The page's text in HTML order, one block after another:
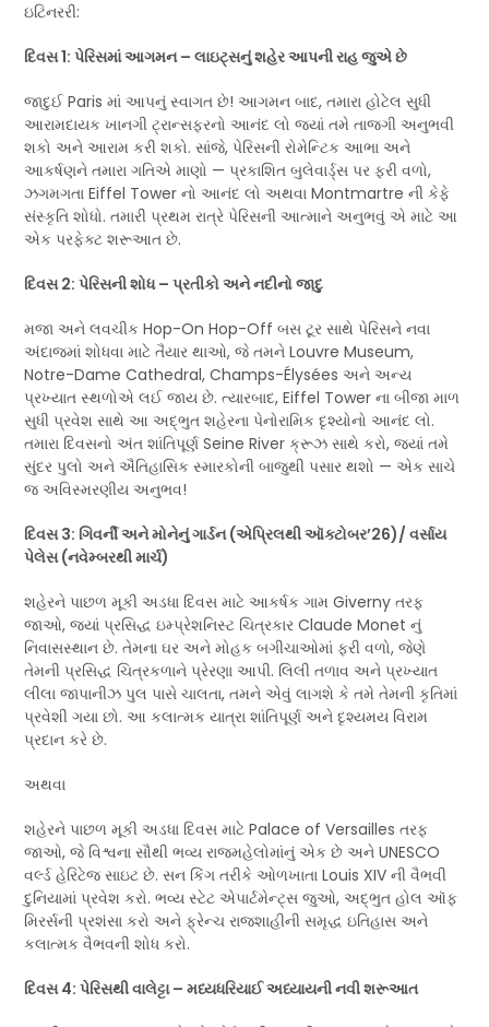
ઇટિનરરી:
દિવસ 1: પેરિસમાં આગમન – લાઇટ્સનું શહેર આપની રાહ જુએ છે
જાદુઈ Paris માં આપનું સ્વાગત છે! આગમન બાદ, તમારા હોટેલ સુધી
આરામદાયક ખાનગી ટ્રાન્સફરનો આનંદ લો જ્યાં તમે તાજગી અનુભવી
શકો અને આરામ કરી શકો. સાંજે, પેરિસની રોમેન્ટિક આભા અને
આકર્ષણને તમારા ગતિએ માણો — પ્રકાશિત બુલેવાર્ડ્સ પર ફરી વળો,
ઝગમગતા Eiffel Tower નો આનંદ લો અથવા Montmartre ની કેફે
સંસ્કૃતિ શોધો. તમારી પ્રથમ રાત્રે પેરિસની આત્માને અનુભવું એ માટે આ
એક પરફેક્ટ શરૂઆત છે.
દિવસ 2: પેરિસની શોધ – પ્રતીકો અને નદીનો જાદુ
મજા અને લવચીક Hop-On Hop-Off બસ ટૂર સાથે પેરિસને નવા
અંદાજમાં શોધવા માટે તૈયાર થાઓ, જે તમને Louvre Museum,
Notre-Dame Cathedral, Champs-Élysées અને અન્ય
પ્રખ્યાત સ્થળોએ લઈ જાય છે. ત્યારબાદ, Eiffel Tower ના બીજા માળ
સુધી પ્રવેશ સાથે આ અદ્ભુત શહેરના પેનોરામિક દૃશ્યોનો આનંદ લો.
તમારા દિવસનો અંત શાંતિપૂર્ણ Seine River ક્રૂઝ સાથે કરો, જ્યાં તમે
સુંદર પુલો અને ઐતિહાસિક સ્મારકોની બાજુથી પસાર થશો — એક સાચે
જ અવિસ્મરણીય અનુભવ!
દિવસ 3: ગિવર્ની અને મોનેનું ગાર્ડન (એપ્રિલથી ઑક્ટોબર’26)/ વર્સાય
પેલેસ (નવેમ્બરથી માર્ચ)
શહેરને પાછળ મૂકી અડધા દિવસ માટે આકર્ષક ગામ Giverny તરફ
જાઓ, જ્યાં પ્રસિદ્ધ ઇમ્પ્રેશનિસ્ટ ચિત્રકાર Claude Monet નું
નિવાસસ્થાન છે. તેમના ઘર અને મોહક બગીચાઓમાં ફરી વળો, જેણે
તેમની પ્રસિદ્ધ ચિત્રકળાને પ્રેરણા આપી. લિલી તળાવ અને પ્રખ્યાત
લીલા જાપાનીઝ પુલ પાસે ચાલતા, તમને એવું લાગશે કે તમે તેમની કૃતિમાં
પ્રવેશી ગયા છો. આ કલાત્મક યાત્રા શાંતિપૂર્ણ અને દૃશ્યમય વિરામ
પ્રદાન કરે છે.
અથવા
શહેરને પાછળ મૂકી અડધા દિવસ માટે Palace of Versailles તરફ
જાઓ, જે વિશ્વના સૌથી ભવ્ય રાજમહેલોમાંનું એક છે અને UNESCO
વર્લ્ડ હેરિટેજ સાઇટ છે. સન કિંગ તરીકે ઓળખાતા Louis XIV ની વૈભવી
દુનિયામાં પ્રવેશ કરો. ભવ્ય સ્ટેટ એપાર્ટમેન્ટ્સ જુઓ, અદ્ભુત હોલ ઑફ
મિરર્સની પ્રશંસા કરો અને ફ્રેન્ચ રાજશાહીની સમૃદ્ધ ઇતિહાસ અને
કલાત્મક વૈભવની શોધ કરો.
દિવસ 4: પેરિસથી વાલેટ્ટા – મધ્યધરિયાઈ અધ્યાયની નવી શરૂઆત